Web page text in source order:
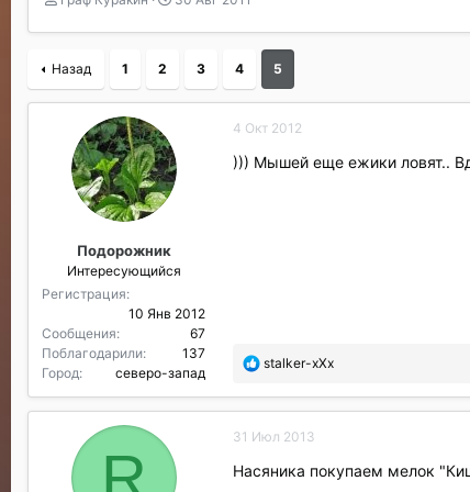
т
р
т
л
а
Назад 1 2 3 4 5
Подорожник
Интересующийся
Регистрация
10 Янв 2012
Сообщения
67
Поблагодарили
137
Город
северо-запад
4 Окт 2012
))) Мышей еще ежики ловят..
П
б
а
о
stalker-xXx
R
31 Июл 2013
Насяника покупаем мелок